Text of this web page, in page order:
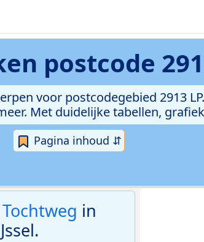
postcode
voor postcodegebied 2913
Met duidelijke tabellen,
Pagina inhoud ⇵
in